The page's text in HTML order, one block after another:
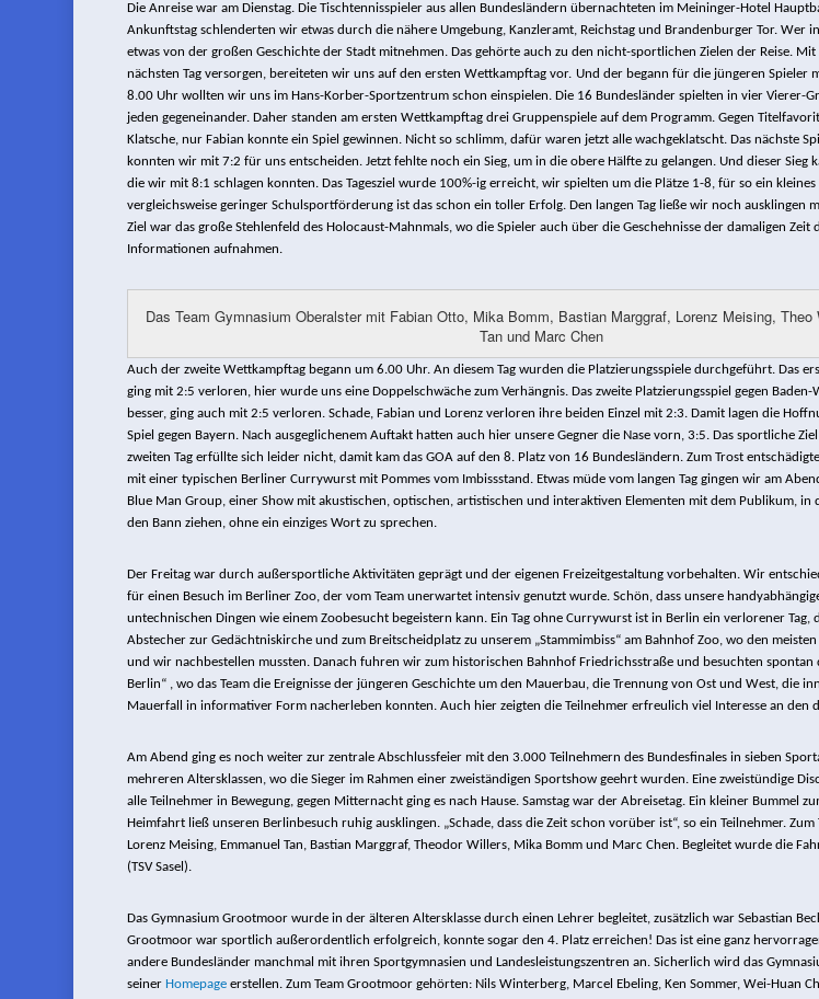
Die Anreise war am Dienstag. Die Tischtennisspieler aus allen Bundesländern übernachteten im Meininger-Hotel
Ankunftstag schlenderten wir etwas durch die nähere Umgebung, Kanzleramt, Reichstag und Brandenburger Tor. Wer
etwas von der großen Geschichte der Stadt mitnehmen. Das gehörte auch zu den nicht-sportlichen Zielen der Reise.
nächsten Tag versorgen, bereiteten wir uns auf den ersten Wettkampftag vor. Und der begann für die jüngeren Spieler
8.00 Uhr wollten wir uns im Hans-Korber-Sportzentrum schon einspielen. Die 16 Bundesländer spielten in vier Vierer-
jeden gegeneinander. Daher standen am ersten Wettkampftag drei Gruppenspiele auf dem Programm. Gegen
Klatsche, nur Fabian konnte ein Spiel gewinnen. Nicht so schlimm, dafür waren jetzt alle wachgeklatscht. Das nächste
konnten wir mit 7:2 für uns entscheiden. Jetzt fehlte noch ein Sieg, um in die obere Hälfte zu gelangen. Und dieser Sieg
die wir mit 8:1 schlagen konnten. Das Tagesziel wurde 100%-ig erreicht, wir spielten um die Plätze 1-8, für so ein
vergleichsweise geringer Schulsportförderung ist das schon ein toller Erfolg. Den langen Tag ließe wir noch ausklingen
Ziel war das große Stehlenfeld des Holocaust-Mahnmals, wo die Spieler auch über die Geschehnisse der damaligen Zeit
Informationen aufnahmen.
Das Team Gymnasium Oberalster mit Fabian Otto, Mika Bomm, Bastian Marggraf, Lorenz Meising, Theo
Tan und Marc Chen
Auch der zweite Wettkampftag begann um 6.00 Uhr. An diesem Tag wurden die Platzierungsspiele durchgeführt. Das
ging mit 2:5 verloren, hier wurde uns eine Doppelschwäche zum Verhängnis. Das zweite Platzierungsspiel gegen
besser, ging auch mit 2:5 verloren. Schade, Fabian und Lorenz verloren ihre beiden Einzel mit 2:3. Damit lagen die
Spiel gegen Bayern. Nach ausgeglichenem Auftakt hatten auch hier unsere Gegner die Nase vorn, 3:5. Das sportliche Ziel
zweiten Tag erfüllte sich leider nicht, damit kam das GOA auf den 8. Platz von 16 Bundesländern. Zum Trost
mit einer typischen Berliner Currywurst mit Pommes vom Imbissstand. Etwas müde vom langen Tag gingen wir am
Blue Man Group, einer Show mit akustischen, optischen, artistischen und interaktiven Elementen mit dem Publikum,
den Bann ziehen, ohne ein einziges Wort zu sprechen.
Der Freitag war durch außersportliche Aktivitäten geprägt und der eigenen Freizeitgestaltung vorbehalten. Wir
für einen Besuch im Berliner Zoo, der vom Team unerwartet intensiv genutzt wurde. Schön, dass unsere
untechnischen Dingen wie einem Zoobesucht begeistern kann. Ein Tag ohne Currywurst ist in Berlin ein verlorener Tag,
Abstecher zur Gedächtniskirche und zum Breitscheidplatz zu unserem „Stammimbiss“ am Bahnhof Zoo, wo den
und wir nachbestellen mussten. Danach fuhren wir zum historischen Bahnhof Friedrichsstraße und besuchten spontan
Berlin“ , wo das Team die Ereignisse der jüngeren Geschichte um den Mauerbau, die Trennung von Ost und West, die
Mauerfall in informativer Form nacherleben konnten. Auch hier zeigten die Teilnehmer erfreulich viel Interesse an den
Am Abend ging es noch weiter zur zentrale Abschlussfeier mit den 3.000 Teilnehmern des Bundesfinales in sieben
mehreren Altersklassen, wo die Sieger im Rahmen einer zweiständigen Sportshow geehrt wurden. Eine zweistündige
alle Teilnehmer in Bewegung, gegen Mitternacht ging es nach Hause. Samstag war der Abreisetag. Ein kleiner Bummel
Heimfahrt ließ unseren Berlinbesuch ruhig ausklingen. „Schade, dass die Zeit schon vorüber ist“, so ein Teilnehmer.
Lorenz Meising, Emmanuel Tan, Bastian Marggraf, Theodor Willers, Mika Bomm und Marc Chen. Begleitet wurde die
(TSV Sasel).
Das Gymnasium Grootmoor wurde in der älteren Altersklasse durch einen Lehrer begleitet, zusätzlich war Sebastian
Grootmoor war sportlich außerordentlich erfolgreich, konnte sogar den 4. Platz erreichen! Das ist eine ganz
andere Bundesländer manchmal mit ihren Sportgymnasien und Landesleistungszentren an. Sicherlich wird das
seiner Homepage erstellen. Zum Team Grootmoor gehörten: Nils Winterberg, Marcel Ebeling, Ken Sommer, Wei-Huan